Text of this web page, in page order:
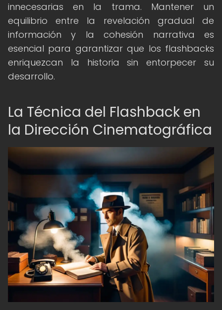
innecesarias en la trama. Mantener un
equilibrio entre la revelación gradual de
información y la cohesión narrativa es
esencial para garantizar que los flashbacks
enriquezcan la historia sin entorpecer su
desarrollo.
La Técnica del Flashback en
la Dirección Cinematográfica